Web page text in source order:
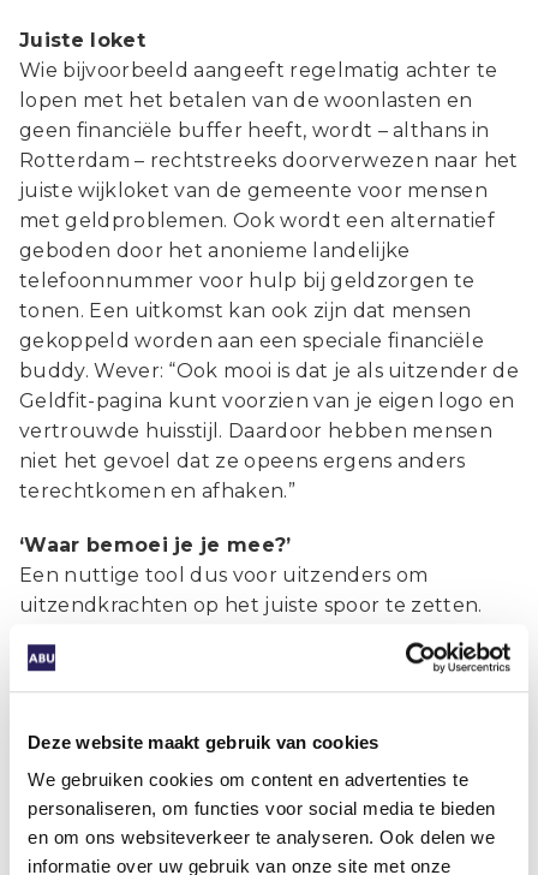
Deze website maakt gebruik van cookies
We gebruiken cookies om content en advertenties te
personaliseren, om functies voor social media te bieden
en om ons websiteverkeer te analyseren. Ook delen we
informatie over uw gebruik van onze site met onze
Juiste loket
Wie bijvoorbeeld aangeeft regelmatig achter te
lopen met het betalen van de woonlasten en
geen financiële buffer heeft, wordt – althans in
Rotterdam – rechtstreeks doorverwezen naar het
juiste wijkloket van de gemeente voor mensen
met geldproblemen. Ook wordt een alternatief
geboden door het anonieme landelijke
telefoonnummer voor hulp bij geldzorgen te
tonen. Een uitkomst kan ook zijn dat mensen
gekoppeld worden aan een speciale financiële
buddy. Wever: “Ook mooi is dat je als uitzender de
Geldfit-pagina kunt voorzien van je eigen logo en
vertrouwde huisstijl. Daardoor hebben mensen
niet het gevoel dat ze opeens ergens anders
terechtkomen en afhaken.”
‘Waar bemoei je je mee?’
Een nuttige tool dus voor uitzenders om
uitzendkrachten op het juiste spoor te zetten.
leunen, zo meent Wever. Niet iedereen bezoekt
immers de website of maakt de test. “Het blijft
besteden. Wij willen dat uitzendkrachten weten
dat wij dit onderwerp heel serieus nemen, dat ze
bij ons terechtkunnen. Het onderwerp ligt
gevoelig, geldzorgen gaan vaak gepaard met